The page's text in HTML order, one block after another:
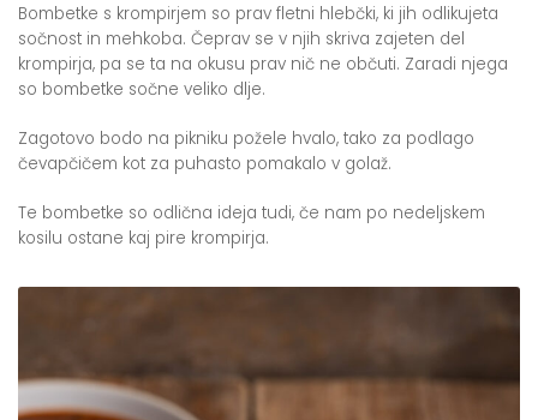
Bombetke s krompirjem so prav fletni hlebčki, ki jih odlikujeta
sočnost in mehkoba. Čeprav se v njih skriva zajeten del
krompirja, pa se ta na okusu prav nič ne občuti. Zaradi njega
so bombetke sočne veliko dlje.
Zagotovo bodo na pikniku požele hvalo, tako za podlago
čevapčičem kot za puhasto pomakalo v golaž.
Te bombetke so odlična ideja tudi, če nam po nedeljskem
kosilu ostane kaj pire krompirja.